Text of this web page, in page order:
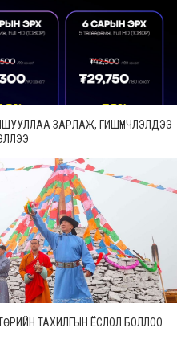
ЗАРЛАЖ, ГИШҮҮНЧЛЭЛДЭЭ
ТАХИЛГЫН ЁСЛОЛ БОЛЛОО